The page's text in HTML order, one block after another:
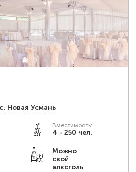
Новая Усмань
Вместимость:
4 - 250 чел.
Можно
свой
алкоголь